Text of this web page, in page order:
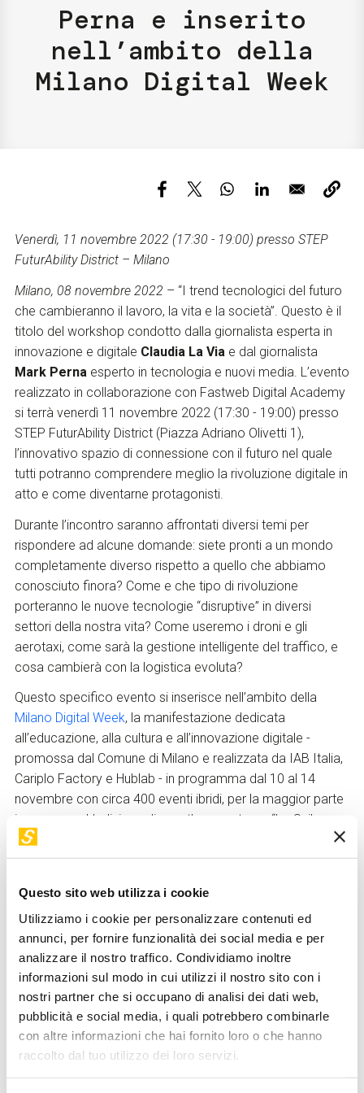
Questo sito web utilizza i cookie
Utilizziamo i cookie per personalizzare contenuti ed
annunci, per fornire funzionalità dei social media e per
analizzare il nostro traffico. Condividiamo inoltre
informazioni sul modo in cui utilizzi il nostro sito con i
nostri partner che si occupano di analisi dei dati web,
pubblicità e social media, i quali potrebbero combinarle
con altre informazioni che hai fornito loro o che hanno
raccolto dal tuo utilizzo dei loro servizi.
Servizi e accessibilità
Biglietti
Perna e inserito
nell’ambito della
Milano Digital Week
Venerdì, 11 novembre 2022 (17:30 - 19:00) presso STEP
FuturAbility District – Milano
Milano, 08 novembre 2022 – “I trend tecnologici del futuro
che cambieranno il lavoro, la vita e la società”. Questo è il
titolo del workshop condotto dalla giornalista esperta in
innovazione e digitale Claudia La Via e dal giornalista
Mark Perna esperto in tecnologia e nuovi media. L’evento
realizzato in collaborazione con Fastweb Digital Academy
si terrà venerdì 11 novembre 2022 (17:30 - 19:00) presso
STEP FuturAbility District (Piazza Adriano Olivetti 1),
l’innovativo spazio di connessione con il futuro nel quale
tutti potranno comprendere meglio la rivoluzione digitale in
atto e come diventarne protagonisti.
Durante l’incontro saranno affrontati diversi temi per
rispondere ad alcune domande: siete pronti a un mondo
completamente diverso rispetto a quello che abbiamo
conosciuto finora? Come e che tipo di rivoluzione
porteranno le nuove tecnologie “disruptive” in diversi
settori della nostra vita? Come useremo i droni e gli
aerotaxi, come sarà la gestione intelligente del traffico, e
cosa cambierà con la logistica evoluta?
Questo specifico evento si inserisce nell’ambito della
Milano Digital Week, la manifestazione dedicata
all’educazione, alla cultura e all’innovazione digitale -
promossa dal Comune di Milano e realizzata da IAB Italia,
Cariplo Factory e Hublab - in programma dal 10 al 14
novembre con circa 400 eventi ibridi, per la maggior parte
in presenza. L’edizione di quest’anno, a tema “Lo Sviluppo
dei Limiti: Progetti e visioni per una città e un pianeta
condivisi”, si pone l’obiettivo di indagare le modalità di
sociali oggi cogenti, riflettendo sul ruolo del digitale che
diventa sempre più veicolo di conoscenza, di relazioni, di
inclusione.
Il Workshop èprenotabile online sul sito
www.steptothefuture.ite si inserisce nel ricco programma
di workshop e convegni di carattere scientifico-culturale
con relatori d’eccezione che interverranno in STEP nel
corso dell’anno sui temi legati al mondo digitale e alle
grandi questioni della società contemporanea, per offrire